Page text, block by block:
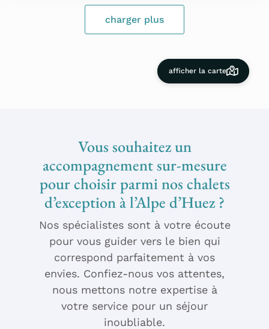
charger plus
afficher la carte
Vous souhaitez un
accompagnement sur-mesure
pour choisir parmi nos chalets
d’exception à l’Alpe d’Huez ?
Nos spécialistes sont à votre écoute
pour vous guider vers le bien qui
correspond parfaitement à vos
envies. Confiez-nous vos attentes,
nous mettons notre expertise à
votre service pour un séjour
inoubliable.